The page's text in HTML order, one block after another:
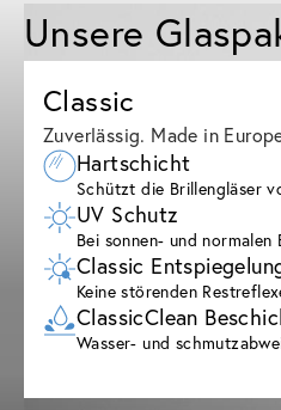
Unsere
Classic
Zuverlässig. Made in
Hartschicht
Schützt die Brillengläser
UV Schutz
Bei sonnen- und normalen
Classic
Keine störenden
ClassicClean
Wasser- und